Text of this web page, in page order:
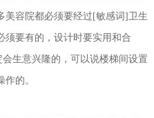
美容院都必须要经过[敏感词]卫生
须要有的，设计时要实用和合
生意兴隆的，可以说楼梯间设置
的。